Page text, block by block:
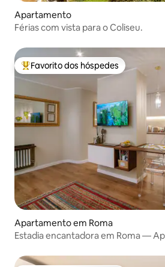
Apartamento
Férias com vista para o Coliseu.
Favoritos dos hóspedes mais
Favorito dos hóspedes
Apartamento em Roma
Estadia encantadora em Roma —